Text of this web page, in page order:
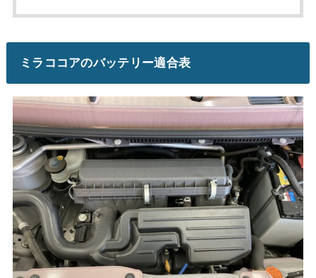
ミラココアのバッテリー適合表